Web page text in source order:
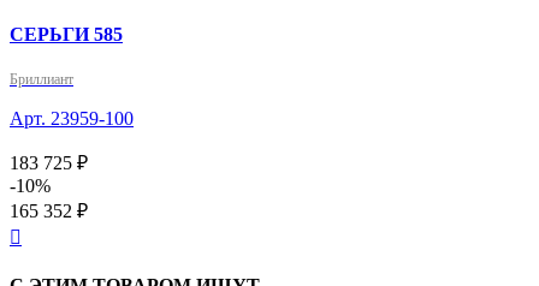
СЕРЬГИ 585
Бриллиант
Арт. 23959-100
183 725 ₽
-10%
165 352 ₽
